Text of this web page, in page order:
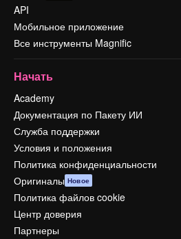
API
Мобильное приложение
Все инструменты Magnific
Начать
Academy
Документация по Пакету ИИ
Служба поддержки
Условия и положения
Политика конфиденциальности
Оригиналы Новое
Политика файлов cookie
Центр доверия
Партнеры